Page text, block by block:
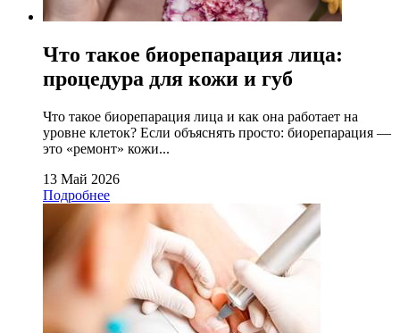
Что такое биорепарация лица:
процедура для кожи и губ
Что такое биорепарация лица и как она работает на
уровне клеток? Если объяснять просто: биорепарация —
это «ремонт» кожи...
13 Май 2026
Подробнее